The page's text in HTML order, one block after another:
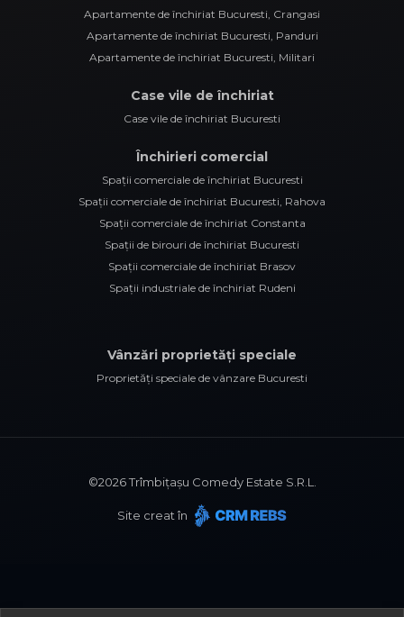
Apartamente de închiriat Bucuresti, Crangasi
Apartamente de închiriat Bucuresti, Panduri
Apartamente de închiriat Bucuresti, Militari
Case vile de închiriat
Case vile de închiriat Bucuresti
Închirieri comercial
Spații comerciale de închiriat Bucuresti
Spații comerciale de închiriat Bucuresti, Rahova
Spații comerciale de închiriat Constanta
Spații de birouri de închiriat Bucuresti
Spații comerciale de închiriat Brasov
Spații industriale de închiriat Rudeni
Vânzări proprietăți speciale
Proprietăți speciale de vânzare Bucuresti
©2026Trîmbițașu Comedy Estate S.R.L.
Site creat în